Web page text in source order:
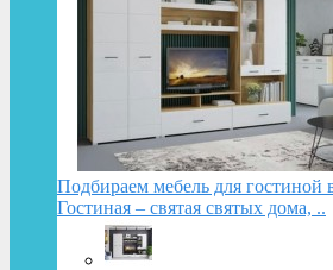
Подбираем мебель для гостиной
Гостиная – святая святых дома, ..